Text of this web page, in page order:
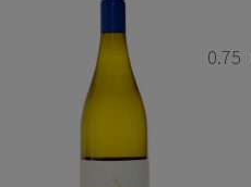
0.75